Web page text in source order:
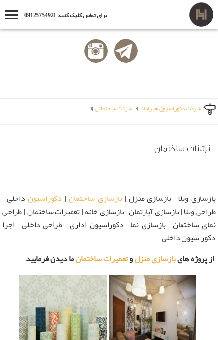
برای تماس کلیک کنید 09125754921
شرکت دکوراسیون هیرادانا شرکت ساختمانی
تزئینات ساختمان
بازسازی ویلا | بازسازی منزل |بازسازی ساختمان| دکوراسیونداخلی |
طراحی ویلا | بازسازی آپارتمان | بازسازی خانه | تعمیرات ساختمان | طراحی
نمای ساختمان | بازسازی نما | دکوراسیون اداری | طراحی داخلی | اجرا
دکوراسیون داخلی
از پروژه هایبازسازی منزلوتعمیرات ساختمانما دیدن فرمایید